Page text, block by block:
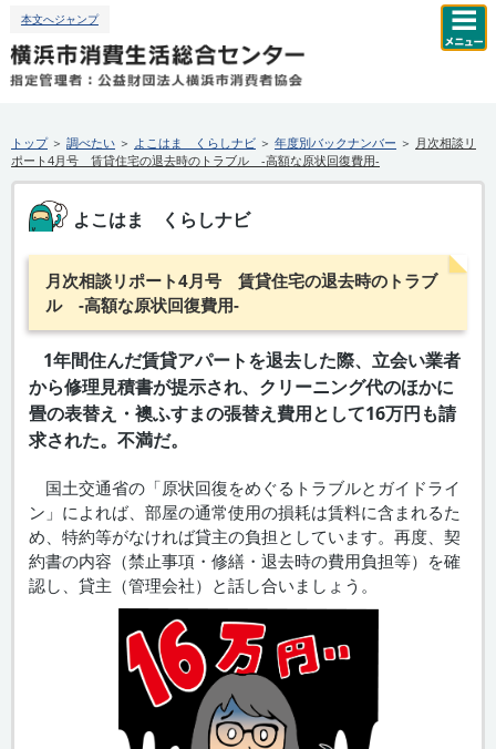
本文へジャンプ
トップ＞ 調べたい ＞ よこはま くらしナビ ＞ 年度別バックナンバー ＞ 月次相談リ
ポート4月号 賃貸住宅の退去時のトラブル -高額な原状回復費用-
よこはま くらしナビ
月次相談リポート4月号 賃貸住宅の退去時のトラブ
ル -高額な原状回復費用-
1年間住んだ賃貸アパートを退去した際、立会い業者
から修理見積書が提示され、クリーニング代のほかに
畳の表替え・襖ふすまの張替え費用として16万円も請
求された。不満だ。
国土交通省の「原状回復をめぐるトラブルとガイドライ
ン」によれば、部屋の通常使用の損耗は賃料に含まれるた
め、特約等がなければ貸主の負担としています。再度、契
約書の内容（禁止事項・修繕・退去時の費用負担等）を確
認し、貸主（管理会社）と話し合いましょう。